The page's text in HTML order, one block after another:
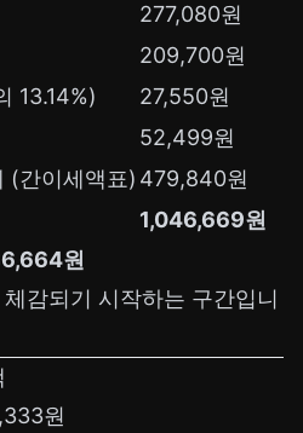
277,080원
209,700원
13.14%)
27,550원
52,499원
(간이세액표) 479,840원
1,046,669원
원
감되기 시작하는 구간입니
원